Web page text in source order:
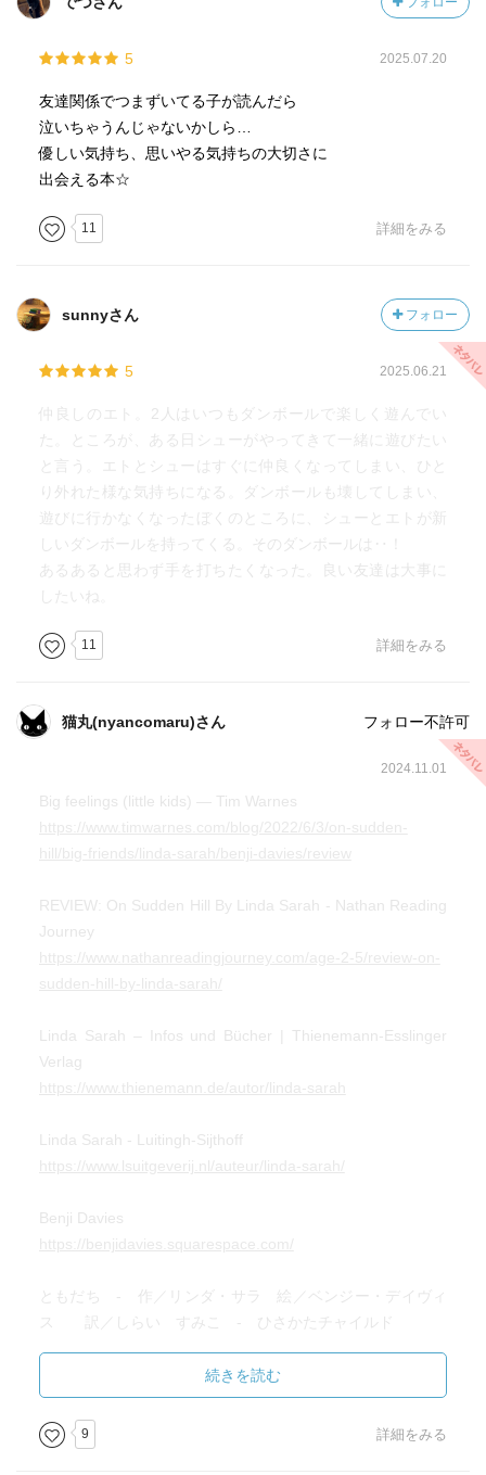
5 2025.07.20
友達関係でつまずいてる子が読んだら
泣いちゃうんじゃないかしら…
優しい気持ち、思いやる気持ちの大切さに
出会える本☆
11 詳細をみる
sunnyさん フォロー
5 2025.06.21
仲良しのエト。2人はいつもダンボールで楽しく遊んでい
た。ところが、ある日シューがやってきて一緒に遊びたい
と言う。エトとシューはすぐに仲良くなってしまい、ひと
り外れた様な気持ちになる。ダンボールも壊してしまい、
遊びに行かなくなったぼくのところに、シューとエトが新
しいダンボールを持ってくる。そのダンボールは‥！
あるあると思わず手を打ちたくなった。良い友達は大事に
したいね。
11 詳細をみる
猫丸(nyancomaru)さん フォロー不許可
2024.11.01
Big feelings (little kids) — Tim Warnes
REVIEW: On Sudden Hill By Linda Sarah - Nathan Reading
Journey
Linda Sarah – Infos und Bücher | Thienemann-Esslinger
Verlag
Linda Sarah - Luitingh-Sijthoff
Benji Davies
ともだち - 作／リンダ・サラ 絵／ベンジー・デイヴィ
ス 訳／しらい すみこ - ひさかたチャイルド
続きを読む
9 詳細をみる